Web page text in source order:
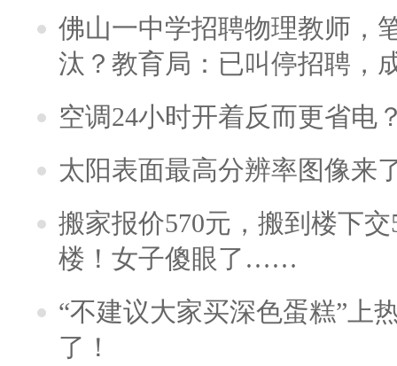
佛山一中学招聘物理教师，
汰？教育局：已叫停招聘，
空调24小时开着反而更省电
太阳表面最高分辨率图像来
搬家报价570元，搬到楼下
楼！女子傻眼了……
“不建议大家买深色蛋糕”上
了！